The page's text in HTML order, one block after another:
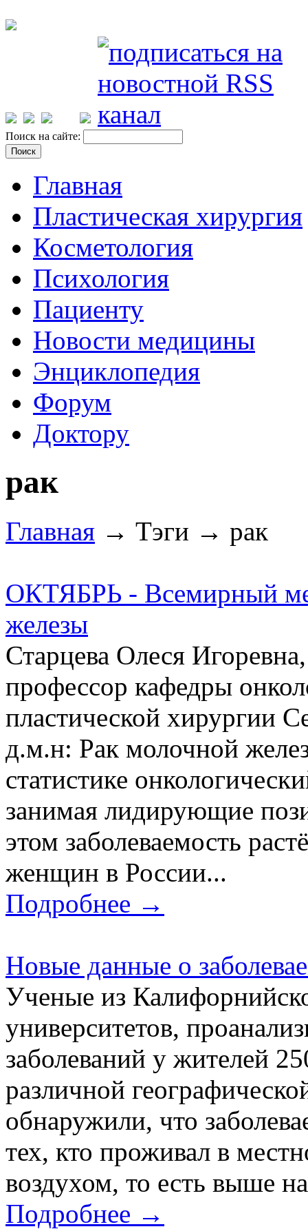
Поиск на сайте:
Главная
Пластическая хирургия
Косметология
Психология
Пациенту
Новости медицины
Энциклопедия
Форум
Доктору
рак
Главная → Тэги → рак
ОКТЯБРЬ - Всемирный
железы
Старцева Олеся
профессор кафедры
пластической хирургии
д.м.н: Рак молочной
статистике
занимая лидирующие
этом заболеваемость
женщин в России...
Подробнее →
Новые данные о
Ученые из
университетов,
заболеваний у жителей
различной
обнаружили, что
тех, кто проживал в
воздухом, то есть выше
Подробнее →